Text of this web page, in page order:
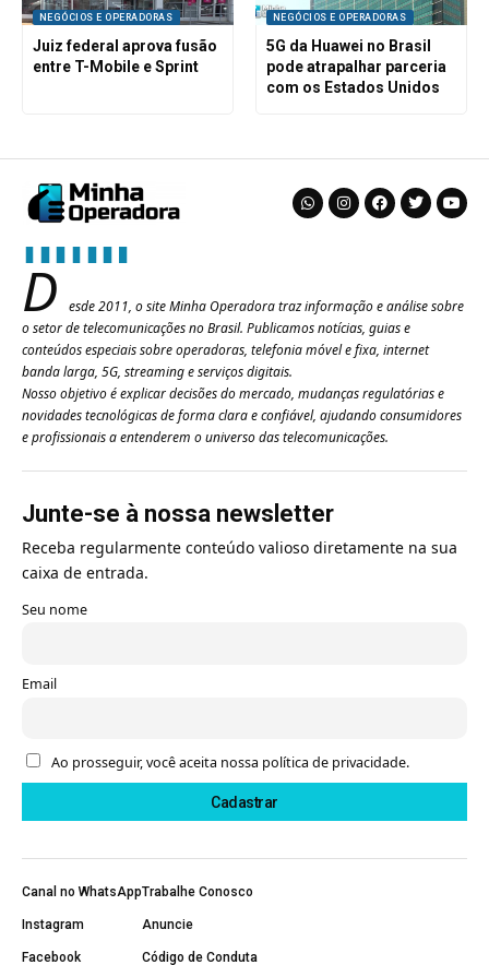
NEGÓCIOS E OPERADORAS
Juiz federal aprova fusão
entre T-Mobile e Sprint
NEGÓCIOS E OPERADORAS
5G da Huawei no Brasil
pode atrapalhar parceria
com os Estados Unidos
D
esde 2011, o site Minha Operadora traz informação e análise sobre
o setor de telecomunicações no Brasil. Publicamos notícias, guias e
conteúdos especiais sobre operadoras, telefonia móvel e fixa, internet
banda larga, 5G, streaming e serviços digitais.
Nosso objetivo é explicar decisões do mercado, mudanças regulatórias e
novidades tecnológicas de forma clara e confiável, ajudando consumidores
e profissionais a entenderem o universo das telecomunicações.
Junte-se à nossa newsletter
Receba regularmente conteúdo valioso diretamente na sua
caixa de entrada.
Seu nome
Email
Ao prosseguir, você aceita nossa política de privacidade.
Canal no WhatsApp
Instagram
Facebook
Trabalhe Conosco
Anuncie
Código de Conduta